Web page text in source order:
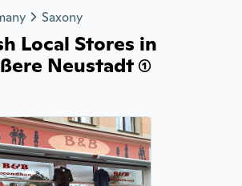
Saxony
Local Stores in
Neustadt (1)